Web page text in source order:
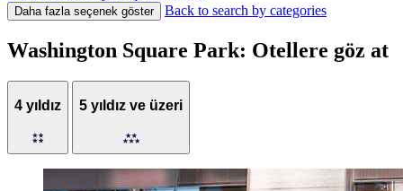
Daha fazla seçenek göster Back to search by categories
Washington Square Park: Otellere göz at
4 yıldız 5 yıldız ve üzeri